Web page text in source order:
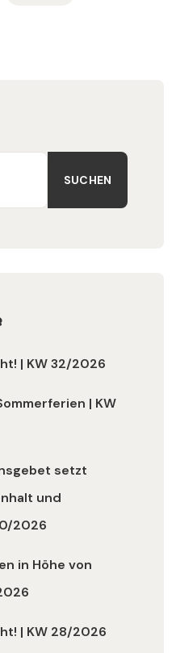
SUCHEN
| KW 32/2026
| KW
setzt
und
2026
in Höhe von
| KW 28/2026